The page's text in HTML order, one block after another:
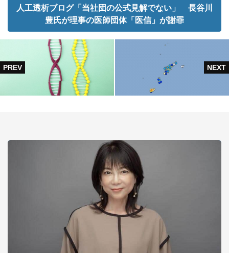
人工透析ブログ「当社団の公式見解でない」 長谷川
豊氏が理事の医師団体「医信」が謝罪